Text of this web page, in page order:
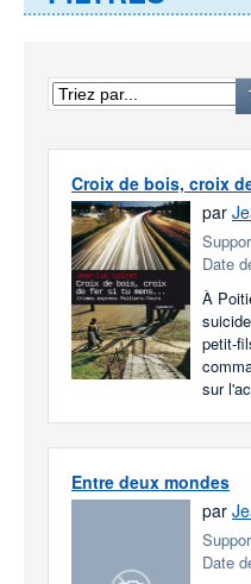
Croix de bois, croix
par
Date
À
petit-
sur
Entre deux mondes
par
Date